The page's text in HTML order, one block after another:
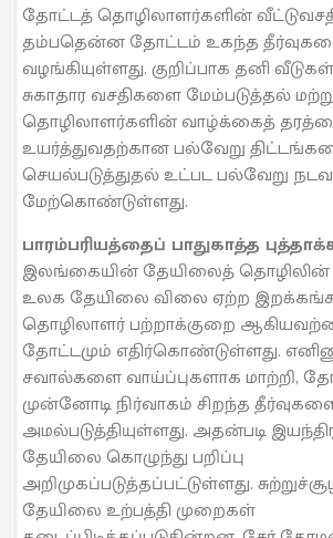
தோட்டத் தொழிலாளர்களின்
தம்பதென்ன தோட்டம் உகந்த
வழங்கியுள்ளது. குறிப்பாக தனி
சுகாதார வசதிகளை மேம்படுத்தல்
தொழிலாளர்களின் வாழ்க்கைத்
உயர்த்துவதற்கான பல்வேறு
செயல்படுத்துதல் உட்பட பல்வேறு
மேற்கொண்டுள்ளது.
பாரம்பரியத்தைப் பாதுகாத்த
இலங்கையின் தேயிலைத்
உலக தேயிலை விலை ஏற்ற
தொழிலாளர் பற்றாக்குறை
தோட்டமும் எதிர்கொண்டுள்ளது.
சவால்களை வாய்ப்புகளாக மாற்றி,
முன்னோடி நிர்வாகம் சிறந்த
அமல்படுத்தியுள்ளது. அதன்படி
தேயிலை கொழுந்து பறிப்பு
அறிமுகப்படுத்தப்பட்டுள்ளது.
தேயிலை உற்பத்தி முறைகள்